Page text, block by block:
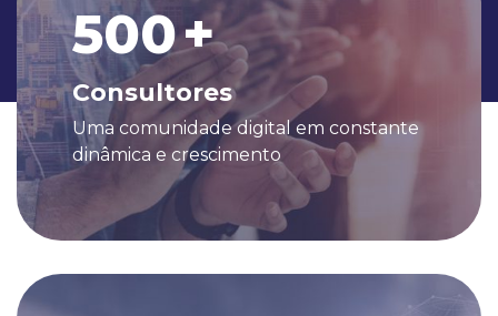
500+
Consultores
Uma comunidade digital em constante
dinâmica e crescimento